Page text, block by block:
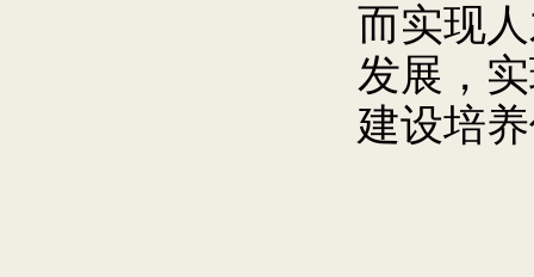
而实现
发展，
建设培